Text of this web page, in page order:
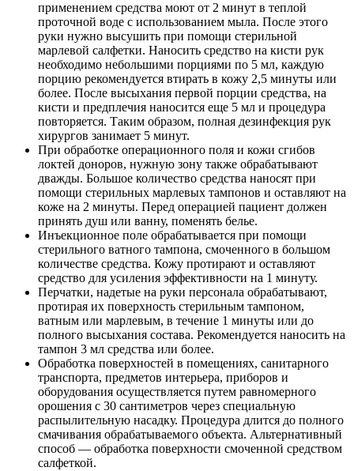
применением средства моют от 2 минут в теплой
проточной воде с использованием мыла. После этого
руки нужно высушить при помощи стерильной
марлевой салфетки. Наносить средство на кисти рук
необходимо небольшими порциями по 5 мл, каждую
порцию рекомендуется втирать в кожу 2,5 минуты или
более. После высыхания первой порции средства, на
кисти и предплечия наносится еще 5 мл и процедура
повторяется. Таким образом, полная дезинфекция рук
хирургов занимает 5 минут.
При обработке операционного поля и кожи сгибов
локтей доноров, нужную зону также обрабатывают
дважды. Большое количество средства наносят при
помощи стерильных марлевых тампонов и оставляют на
коже на 2 минуты. Перед операцией пациент должен
принять душ или ванну, поменять белье.
Инъекционное поле обрабатывается при помощи
стерильного ватного тампона, смоченного в большом
количестве средства. Кожу протирают и оставляют
средство для усиления эффективности на 1 минуту.
Перчатки, надетые на руки персонала обрабатывают,
протирая их поверхность стерильным тампоном,
ватным или марлевым, в течение 1 минуты или до
полного высыхания состава. Рекомендуется наносить на
тампон 3 мл средства или более.
Обработка поверхностей в помещениях, санитарного
транспорта, предметов интерьера, приборов и
оборудования осуществляется путем равномерного
орошения с 30 сантиметров через специальную
распылительную насадку. Процедура длится до полного
смачивания обрабатываемого объекта. Альтернативный
способ — обработка поверхности смоченной средством
салфеткой.